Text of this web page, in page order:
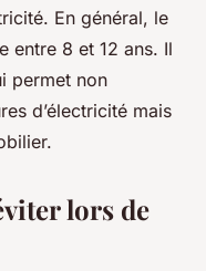
En général, le
entre 8 et 12 ans. Il
permet non
d’électricité mais
lors de